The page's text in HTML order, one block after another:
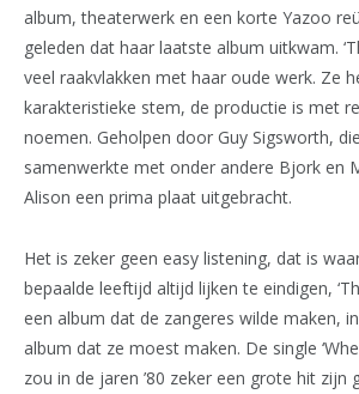
album, theaterwerk en een korte Yazoo
geleden dat haar laatste album uitkwam.
veel raakvlakken met haar oude werk. Ze
karakteristieke stem, de productie is met
noemen. Geholpen door Guy Sigsworth,
samenwerkte met onder andere Bjork en
Alison een prima plaat uitgebracht.
Het is zeker geen easy listening, dat is
bepaalde leeftijd altijd lijken te eindigen,
een album dat de zangeres wilde maken,
album dat ze moest maken. De single
zou in de jaren ’80 zeker een grote hit zijn